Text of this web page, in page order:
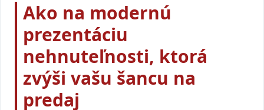
Ako na modernú
prezentáciu
nehnuteľnosti, ktorá
zvýši vašu šancu na
predaj